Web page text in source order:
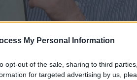
My Personal Information
opt-out of the sale, sharing to third
for targeted advertising by us,